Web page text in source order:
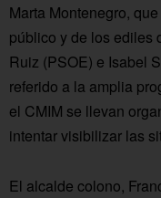
Marta Montenegro,
público y de los ediles
Ruiz (PSOE) e Isabel
referido a la amplia
el CMIM se llevan
intentar visibilizar las
El alcalde colono,